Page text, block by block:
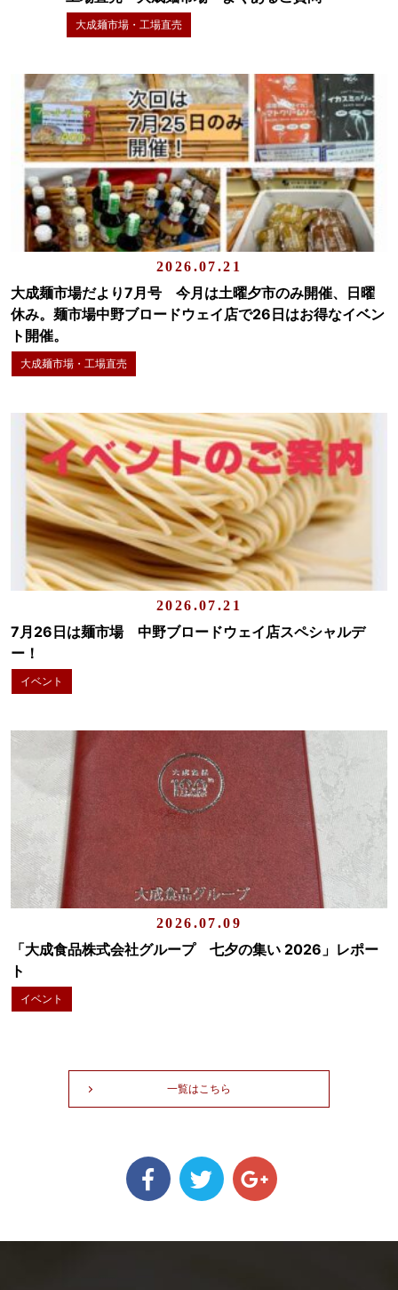
大成麺市場・工場直売
2026.07.21
大成麺市場だより7月号 今月は土曜夕市のみ開催、日曜
休み。麺市場中野ブロードウェイ店で26日はお得なイベン
ト開催。
大成麺市場・工場直売
2026.07.21
7月26日は麺市場 中野ブロードウェイ店スペシャルデ
ー！
イベント
2026.07.09
「大成食品株式会社グループ 七夕の集い 2026」レポー
ト
イベント
一覧はこちら